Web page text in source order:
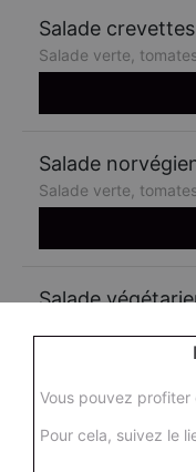
Salade
Salade verte,
Salade
Salade verte,
Salade
Vous pouvez profiter
Pour cela, suivez le